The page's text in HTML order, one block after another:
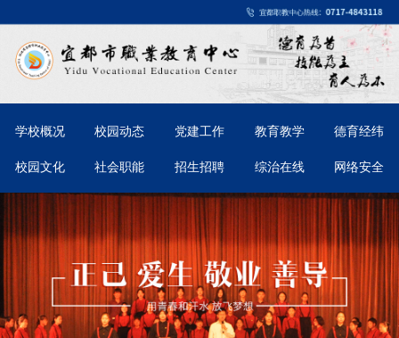
学校概况 校园动态 党建工作 教育教学
德育经纬
校园文化
社会职能 招生招聘 综治在线 网络安全
2026-03-31
宜都市职业教育中心食堂“小碗菜”策划案意